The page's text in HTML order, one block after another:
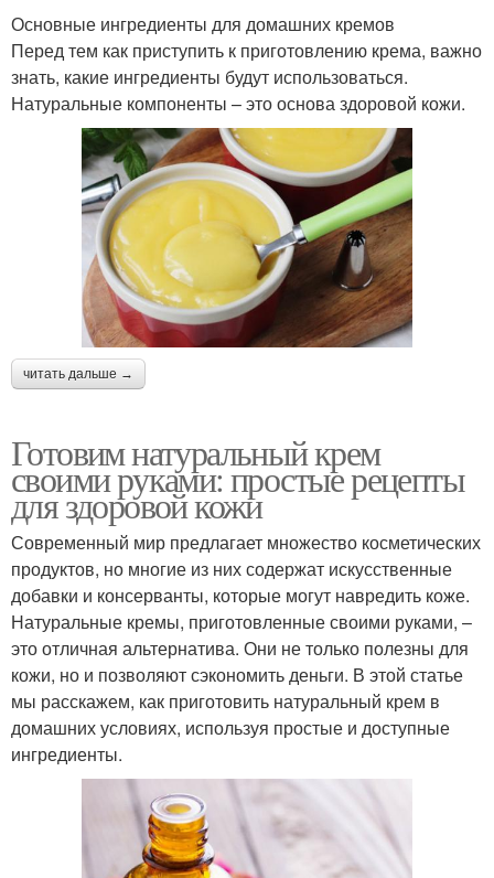
Основные ингредиенты для домашних кремов
Перед тем как приступить к приготовлению крема, важно
знать, какие ингредиенты будут использоваться.
Натуральные компоненты – это основа здоровой кожи.
читать дальше →
Готовим натуральный крем
своими руками: простые рецепты
для здоровой кожи
Современный мир предлагает множество косметических
продуктов, но многие из них содержат искусственные
добавки и консерванты, которые могут навредить коже.
Натуральные кремы, приготовленные своими руками, –
это отличная альтернатива. Они не только полезны для
кожи, но и позволяют сэкономить деньги. В этой статье
мы расскажем, как приготовить натуральный крем в
домашних условиях, используя простые и доступные
ингредиенты.